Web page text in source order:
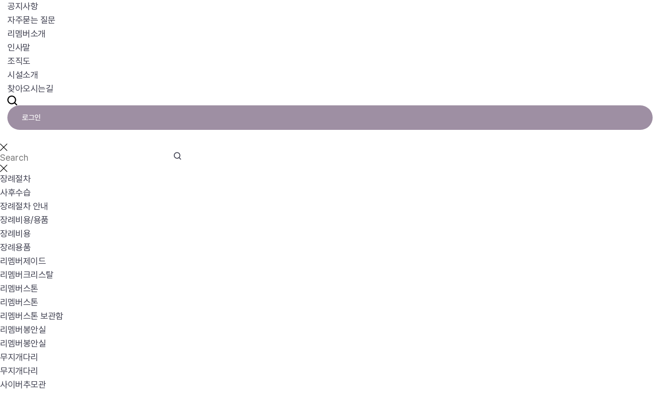
공지사항
자주묻는 질문
리멤버소개
인사말
조직도
시설소개
찾아오시는길
로그인
장례절차
사후수습
장례절차 안내
장례비용/용품
장례비용
장례용품
리멤버제이드
리멤버크리스탈
리멤버스톤
리멤버스톤
리멤버스톤 보관함
리멤버봉안실
리멤버봉안실
무지개다리
무지개다리
사이버추모관